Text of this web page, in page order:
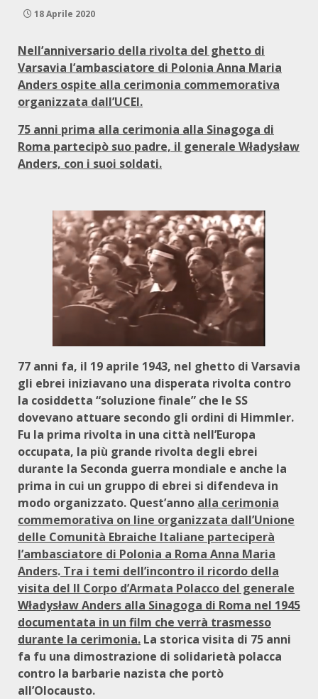
18 Aprile 2020
Nell’anniversario della rivolta del ghetto di
Varsavia l’ambasciatore di Polonia Anna Maria
Anders ospite alla cerimonia commemorativa
organizzata dall’UCEI.
75 anni prima alla cerimonia alla Sinagoga di
Roma partecipò suo padre, il generale Władysław
Anders, con i suoi soldati.
77 anni fa, il 19 aprile 1943, nel ghetto di Varsavia
gli ebrei iniziavano una disperata rivolta contro
la cosiddetta “soluzione finale” che le SS
dovevano attuare secondo gli ordini di Himmler.
Fu la prima rivolta in una città nell’Europa
occupata, la più grande rivolta degli ebrei
durante la Seconda guerra mondiale e anche la
prima in cui un gruppo di ebrei si difendeva in
modo organizzato. Quest’anno alla cerimonia
commemorativa on line organizzata dall’Unione
delle Comunità Ebraiche Italiane parteciperà
l’ambasciatore di Polonia a Roma Anna Maria
Anders. Tra i temi dell’incontro il ricordo della
visita del II Corpo d’Armata Polacco del generale
Władysław Anders alla Sinagoga di Roma nel 1945
documentata in un film che verrà trasmesso
durante la cerimonia. La storica visita di 75 anni
fa fu una dimostrazione di solidarietà polacca
contro la barbarie nazista che portò
all’Olocausto.